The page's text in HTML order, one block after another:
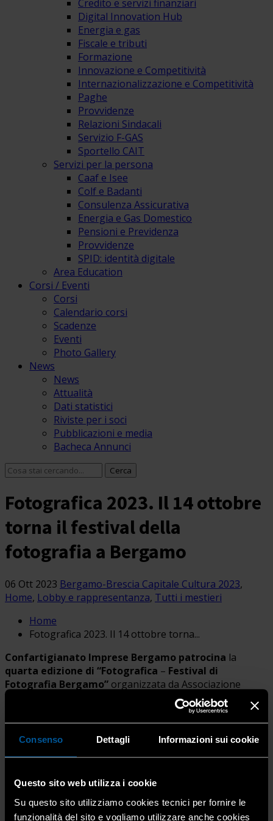
Consenso Dettagli Informazioni sui cookie
Questo sito web utilizza i cookie
Su questo sito utilizziamo cookies tecnici per fornire le
funzionalità del sito e vogliamo utilizzare anche cookies
Credito e servizi finanziari
Digital Innovation Hub
Energia e gas
Fiscale e tributi
Formazione
Innovazione e Competitività
Internazionalizzazione e Competitività
Paghe
Provvidenze
Relazioni Sindacali
Servizio F-GAS
Sportello CAIT
Servizi per la persona
Caaf e Isee
Colf e Badanti
Consulenza Assicurativa
Energia e Gas Domestico
Pensioni e Previdenza
Provvidenze
SPID: identità digitale
Area Education
Corsi / Eventi
Corsi
Calendario corsi
Scadenze
Eventi
Photo Gallery
News
News
Attualità
Dati statistici
Riviste per i soci
Pubblicazioni e media
Bacheca Annunci
Fotografica 2023. Il 14 ottobre
torna il festival della
fotografia a Bergamo
06 Ott 2023 Bergamo-Brescia Capitale Cultura 2023,
Home, Lobby e rappresentanza, Tutti i mestieri
Home
Fotografica 2023. Il 14 ottobre torna...
Confartigianato Imprese Bergamo patrocina la
quarta edizione di “Fotografica – Festival di
Fotografia Bergamo” organizzata da Associazione
Fotografica APS in collaborazione con il Comune di
Bergamo, che quest’anno ha per titolo “NOI, QUI”.
In programmadal 14 ottobre al 19 novembre, l’evento
simbolico diBergamo Brescia Capitale della Cultura
2023 ) vede l’allestimento di ben 12 mostre fotografiche di
respiro internazionale, ospitate in due luoghi storici della